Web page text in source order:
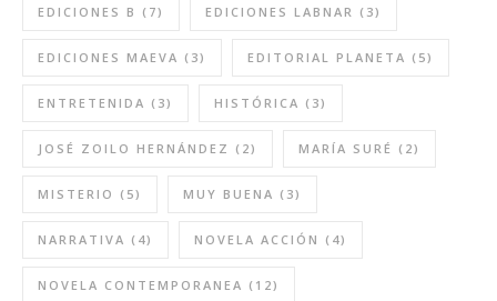
EDICIONES B (7) EDICIONES LABNAR (3)
EDICIONES MAEVA (3) EDITORIAL PLANETA (5)
ENTRETENIDA (3) HISTÓRICA (3)
JOSÉ ZOILO HERNÁNDEZ (2) MARÍA SURÉ (2)
MISTERIO (5) MUY BUENA (3)
NARRATIVA (4) NOVELA ACCIÓN (4)
NOVELA CONTEMPORANEA (12)